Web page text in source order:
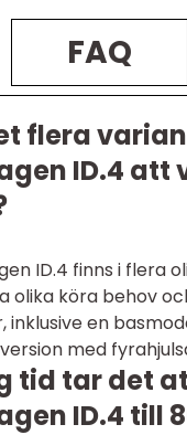
FAQ
flera
ID.4 att
ID.4 finns i flera
olika köra behov
inklusive en
med
tid tar det
ID.4 till